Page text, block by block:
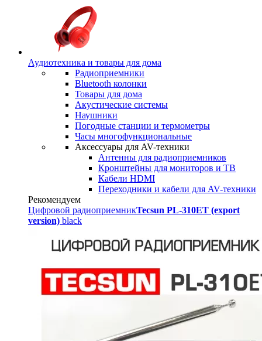
Аудиотехника и товары для дома
Радиоприемники
Bluetooth колонки
Товары для дома
Акустические системы
Наушники
Погодные станции и термометры
Часы многофункциональные
Аксессуары для AV-техники
Антенны для радиоприемников
Кронштейны для мониторов и ТВ
Кабели HDMI
Переходники и кабели для AV-техники
Рекомендуем
Цифровой радиоприемникTecsun PL-310ET (export
version) black